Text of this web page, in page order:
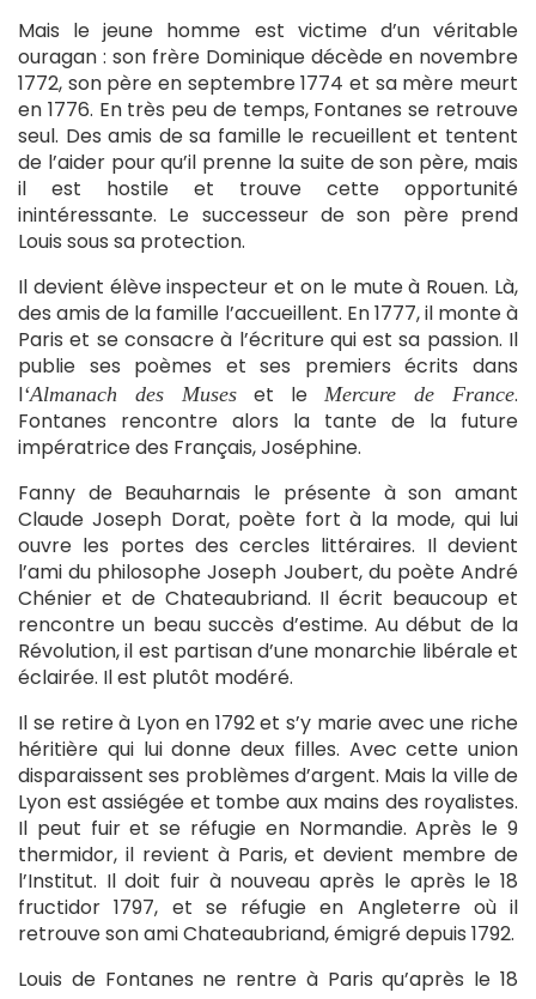
Mais le jeune homme est victime d’un véritable
ouragan : son frère Dominique décède en novembre
1772, son père en septembre 1774 et sa mère meurt
en 1776. En très peu de temps, Fontanes se retrouve
seul. Des amis de sa famille le recueillent et tentent
de l’aider pour qu’il prenne la suite de son père, mais
il est hostile et trouve cette opportunité
inintéressante. Le successeur de son père prend
Louis sous sa protection.
Il devient élève inspecteur et on le mute à Rouen. Là,
des amis de la famille l’accueillent. En 1777, il monte à
Paris et se consacre à l’écriture qui est sa passion. Il
publie ses poèmes et ses premiers écrits dans
l‘Almanach des Muses et le Mercure de France.
Fontanes rencontre alors la tante de la future
impératrice des Français, Joséphine.
Fanny de Beauharnais le présente à son amant
Claude Joseph Dorat, poète fort à la mode, qui lui
ouvre les portes des cercles littéraires. Il devient
l’ami du philosophe Joseph Joubert, du poète André
Chénier et de Chateaubriand. Il écrit beaucoup et
rencontre un beau succès d’estime. Au début de la
Révolution, il est partisan d’une monarchie libérale et
éclairée. Il est plutôt modéré.
Il se retire à Lyon en 1792 et s’y marie avec une riche
héritière qui lui donne deux filles. Avec cette union
disparaissent ses problèmes d’argent. Mais la ville de
Lyon est assiégée et tombe aux mains des royalistes.
Il peut fuir et se réfugie en Normandie. Après le 9
thermidor, il revient à Paris, et devient membre de
l’Institut. Il doit fuir à nouveau après le après le 18
fructidor 1797, et se réfugie en Angleterre où il
retrouve son ami Chateaubriand, émigré depuis 1792.
Louis de Fontanes ne rentre à Paris qu’après le 18